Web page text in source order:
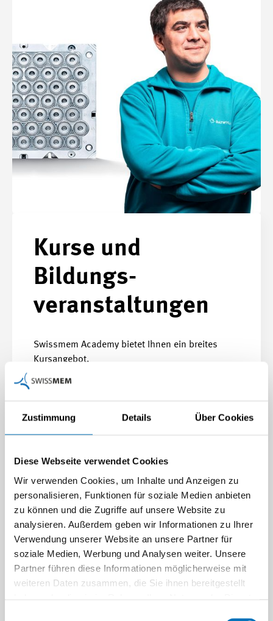
Zustimmung Details Über Cookies
Diese Webseite verwendet Cookies
Wir verwenden Cookies, um Inhalte und Anzeigen zu
personalisieren, Funktionen für soziale Medien anbieten
zu können und die Zugriffe auf unsere Website zu
analysieren. Außerdem geben wir Informationen zu Ihrer
Verwendung unserer Website an unsere Partner für
soziale Medien, Werbung und Analysen weiter. Unsere
Partner führen diese Informationen möglicherweise mit
weiteren Daten zusammen, die Sie ihnen bereitgestellt
Kurse und
Bildungs­
veranstaltungen
Swissmem Academy bietet Ihnen ein breites
Kursangebot.